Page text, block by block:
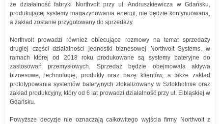
że działalność fabryki Northvolt przy ul. Andruszkiewicza w Gdańsku,
produkującej systemy magazynowania energii, nie będzie kontynuowana,
a zakład zostanie przygotowany do sprzedaży.
Northvolt prowadzi również obiecujące rozmowy na temat sprzedaży
drugiej części działalności jednostki biznesowej Northvolt Systems, w
ramach której od 2018 roku produkowane są systemy bateryjne do
zastosowań przemysłowych. Sprzedaż będzie obejmowała aktywa
biznesowe, technologię, produkty oraz bazę klientów, a także zakład
prototypowania systemów bateryjnych zlokalizowany w Sztokholmie oraz
zakład produkcyjny, który od 6 lat prowadzi działalność przy ul. Elbląskiej w
Gdańsku.
Powyższe decyzje nie oznaczają całkowitego wyjścia firmy Northvolt z